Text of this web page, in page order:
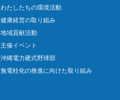
わたしたちの環境活動
健康経営の取り組み
地域貢献活動
主催イベント
沖縄電力硬式野球部
無電柱化の推進に向けた取り組み